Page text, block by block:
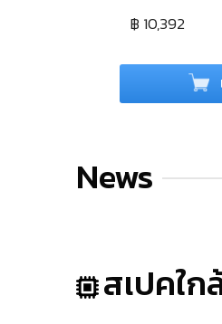
฿ 10,392
News
สเปคใก